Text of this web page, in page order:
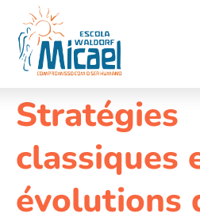
Stratégies
classiques
évolutions